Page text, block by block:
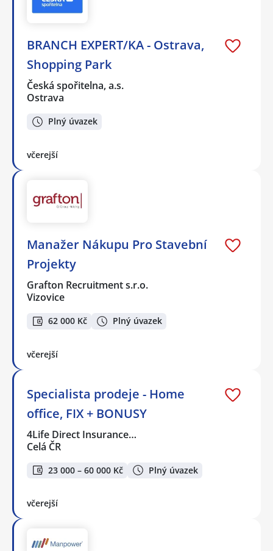
BRANCH EXPERT/KA - Ostrava,
Shopping Park
Česká spořitelna, a.s.
Ostrava
Plný úvazek
včerejší
Manažer Nákupu Pro Stavební
Projekty
Grafton Recruitment s.r.o.
Vizovice
62 000 Kč Plný úvazek
včerejší
Specialista prodeje - Home
office, FIX + BONUSY
4Life Direct Insurance…
Celá ČR
23 000 – 60 000 Kč Plný úvazek
včerejší